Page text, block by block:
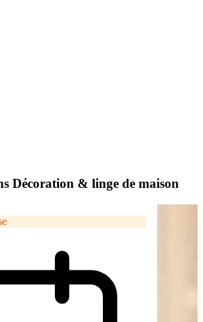
Décoration & linge de maison